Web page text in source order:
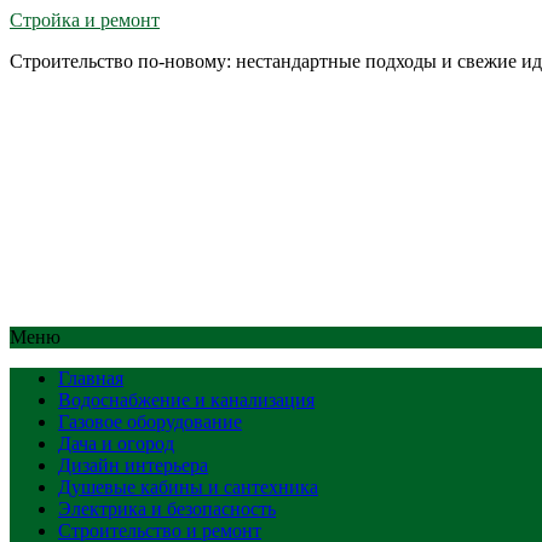
Стройка и ремонт
Строительство по-новому: нестандартные подходы и свежие
Меню
Главная
Водоснабжение и канализация
Газовое оборудование
Дача и огород
Дизайн интерьера
Душевые кабины и сантехника
Электрика и безопасность
Строительство и ремонт